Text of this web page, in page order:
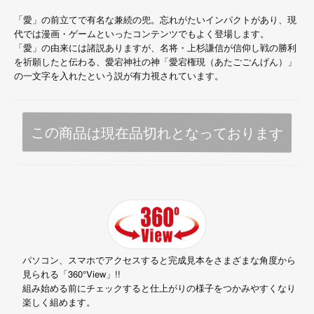
「愛」の前立てで有名な兼続の兜。忘れがたいインパクトがあり、現
代では漫画・ゲームといったコンテンツでもよく登場します。
「愛」の由来には諸説ありますが、名将・上杉謙信が信仰し戦の勝利
を祈願したと伝わる、愛宕神社の神「愛宕権現（あたごごんげん）」
の一文字を入れたという説が有力視されています。
この商品は現在品切れとなっております
パソコン、スマホでアクセスすると完成見本をさまざまな角度から
見られる「360°View」!!
組み始める前にチェックすると仕上がりの様子をつかみやすくなり
楽しく組めます。